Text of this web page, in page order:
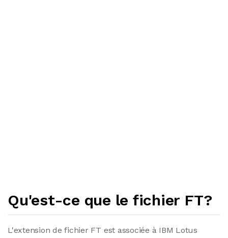
Qu'est-ce que le fichier FT?
L'extension de fichier FT est associée à IBM Lotus